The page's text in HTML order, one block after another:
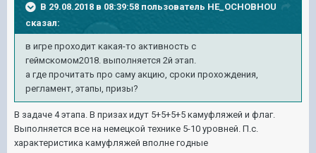
В 29.08.2018 в 08:39:58 пользователь HE_OCHOBHOU
сказал:
в игре проходит какая-то активность с
геймскомом2018. выполняется 2й этап.
а где прочитать про саму акцию, сроки прохождения,
регламент, этапы, призы?
В задаче 4 этапа. В призах идут 5+5+5+5 камуфляжей и флаг.
Выполняется все на немецкой технике 5-10 уровней. П.с.
характеристика камуфляжей вполне годные